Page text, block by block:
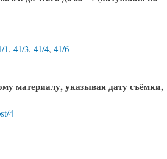
1, 41/3, 41/4, 41/6
материалу, указывая дату съёмки,
4